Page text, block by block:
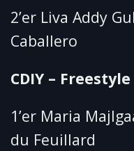
2’er Liva Addy
Caballero
CDIY –
1’er Maria
du Feuillard